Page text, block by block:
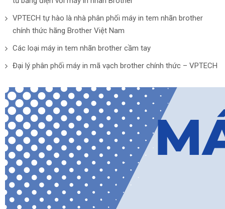
VPTECH tự hào là nhà phân phối máy in tem nhãn brother
chính thức hãng Brother Việt Nam
Các loại máy in tem nhãn brother cầm tay
Đại lý phân phối máy in mã vạch brother chính thức – VPTECH